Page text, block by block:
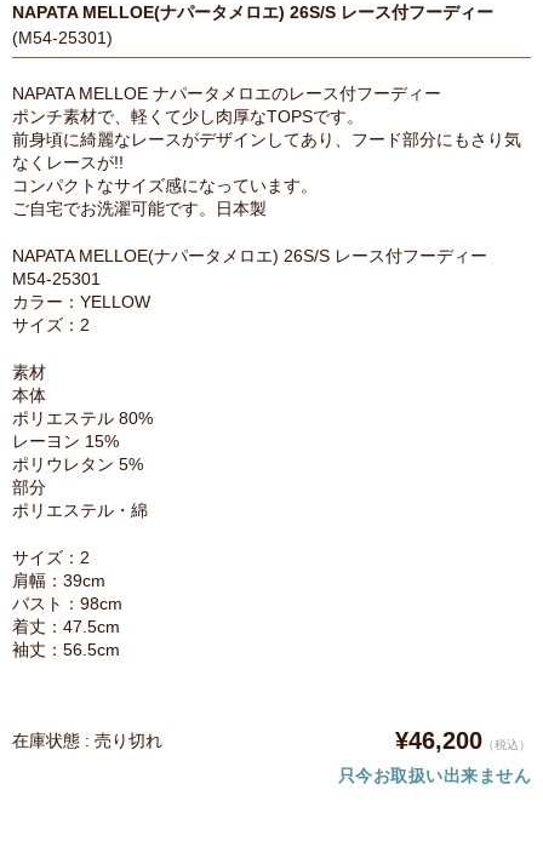
NAPATA MELLOE(ナパータメロエ) 26S/S レース付フーディー
(M54-25301)
NAPATA MELLOE ナパータメロエのレース付フーディー
ポンチ素材で、軽くて少し肉厚なTOPSです。
前身頃に綺麗なレースがデザインしてあり、フード部分にもさり気
なくレースが!!
コンパクトなサイズ感になっています。
ご自宅でお洗濯可能です。日本製
NAPATA MELLOE(ナパータメロエ) 26S/S レース付フーディー
M54-25301
カラー：YELLOW
サイズ：2
素材
本体
ポリエステル 80%
レーヨン 15%
ポリウレタン 5%
部分
ポリエステル・綿
サイズ：2
肩幅：39cm
バスト：98cm
着丈：47.5cm
袖丈：56.5cm
在庫状態 : 売り切れ ¥46,200 （税込）
只今お取扱い出来ません